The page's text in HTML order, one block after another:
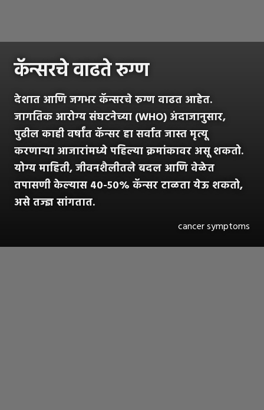
कॅन्सरचे वाढते रुग्ण
देशात आणि जगभर कॅन्सरचे रुग्ण वाढत आहेत.
जागतिक आरोग्य संघटनेच्या (WHO) अंदाजानुसार,
पुढील काही वर्षांत कॅन्सर हा सर्वात जास्त मृत्यू
करणाऱ्या आजारांमध्ये पहिल्या क्रमांकावर असू शकतो.
योग्य माहिती, जीवनशैलीतले बदल आणि वेळेत
तपासणी केल्यास ४०-५०% कॅन्सर टाळता येऊ शकतो,
असे तज्ज्ञ सांगतात.
cancer symptoms